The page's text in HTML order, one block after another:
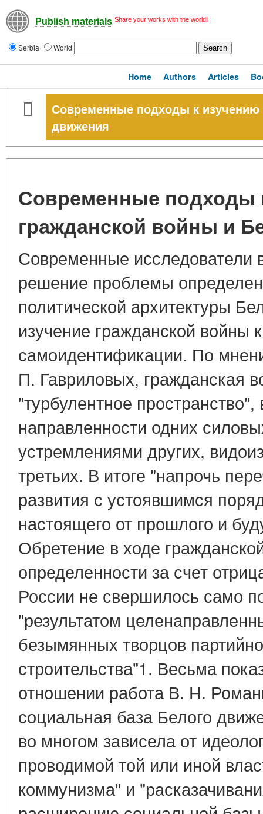
Publish materials Share your works with the world!
Serbia World
Home Authors Articles
Современные подходы к изучению
движения
Современные подходы
гражданской войны и
Современные исследователи
решение проблемы
политической архитектуры
изучение гражданской войны
самоидентификации. По
П. Гавриловых, гражданская
"турбулентное
направленности одних
устремлениями других,
третьих. В итоге "напрочь
развития с устоявшимся
настоящего от прошлого и
Обретение в ходе
определенности за счет
России не свершилось само
"результатом
безымянных творцов
строительства"1. Весьма
отношении работа В. Н.
социальная база Белого
во многом зависела от
проводимой той или иной
коммунизма" и